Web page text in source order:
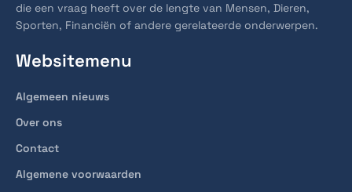
die een vraag heeft over de lengte van Mensen, Dieren,
Sporten, Financiën of andere gerelateerde onderwerpen.
Websitemenu
Algemeen nieuws
Over ons
Contact
Algemene voorwaarden